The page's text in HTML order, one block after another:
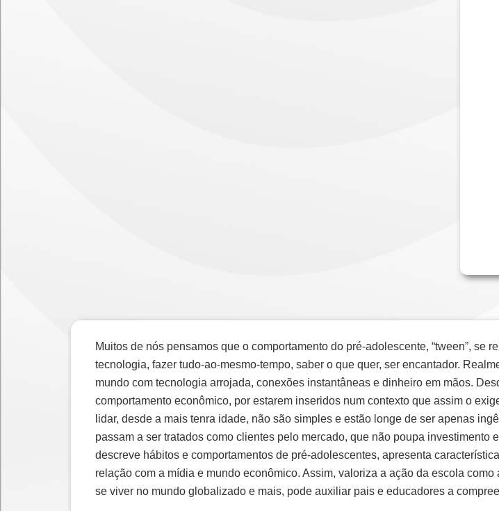
Muitos de nós pensamos que o comportamento do pré-adolescente, “tween”, se
tecnologia, fazer tudo-ao-mesmo-tempo, saber o que quer, ser encantador.
mundo com tecnologia arrojada, conexões instantâneas e dinheiro em mãos.
comportamento econômico, por estarem inseridos num contexto que assim o
lidar, desde a mais tenra idade, não são simples e estão longe de ser apenas
passam a ser tratados como clientes pelo mercado, que não poupa
descreve hábitos e comportamentos de pré-adolescentes, apresenta
relação com a mídia e mundo econômico. Assim, valoriza a ação da escola
se viver no mundo globalizado e mais, pode auxiliar pais e educadores a